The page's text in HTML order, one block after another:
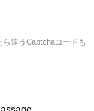
違うCaptchaコードも